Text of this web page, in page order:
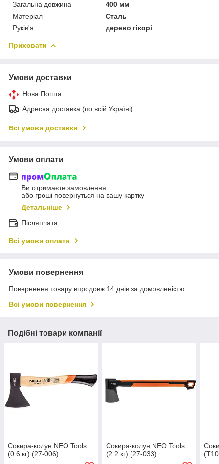
Загальна довжина
400 мм
Матеріал
Сталь
Руків'я
дерево гікорі
Приховати
Умови доставки
Нова Пошта
Адресна доставка (по всій Україні)
Всі умови доставки
Умови оплати
Ви отримаєте замовлення
або гроші повернуться на вашу картку
Детальніше
Післяплата
Всі умови оплати
Умови повернення
Повернення товару впродовж 14 днів за домовленістю
Всі умови повернення
Подібні товари компанії
Сокира-колун NEO Tools
(0.6 кг) (27-006)
Сокира-колун NEO Tools
(2.2 кг) (27-033)